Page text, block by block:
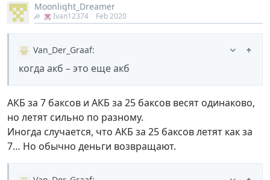
Moonlight_Dreamer
Ivan12374 Feb 2020
Van_Der_Graaf:
когда акб – это еще акб
АКБ за 7 баксов и АКБ за 25 баксов весят одинаково,
но летят сильно по разному.
Иногда случается, что АКБ за 25 баксов летят как за
7… Но обычно деньги возвращают.